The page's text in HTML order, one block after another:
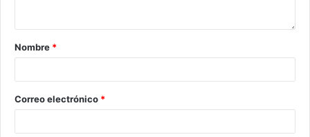
Nombre *
Correo electrónico *